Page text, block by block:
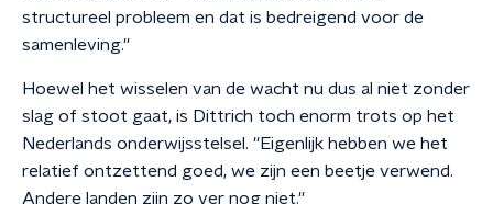
structureel probleem en dat is bedreigend voor de
samenleving.''
Hoewel het wisselen van de wacht nu dus al niet zonder
slag of stoot gaat, is Dittrich toch enorm trots op het
Nederlands onderwijsstelsel. ''Eigenlijk hebben we het
relatief ontzettend goed, we zijn een beetje verwend.
Andere landen zijn zo ver nog niet.''